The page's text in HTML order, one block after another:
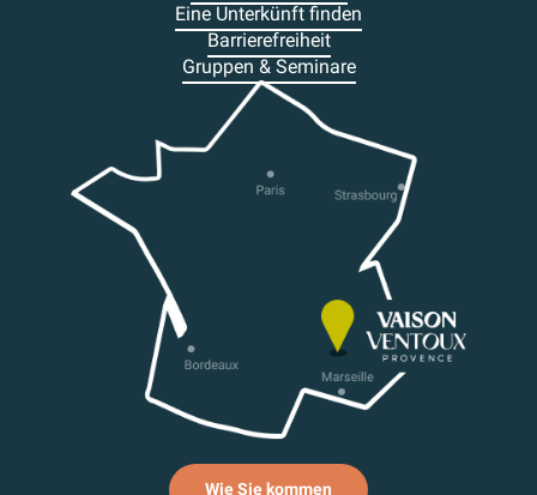
Eine Unterkünft finden
Barrierefreiheit
Gruppen & Seminare
Wie Sie kommen